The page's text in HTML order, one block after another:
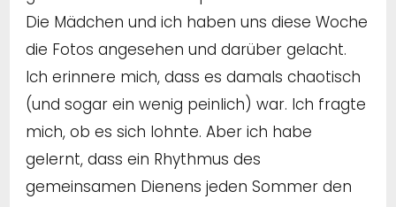
Die Mädchen und ich haben uns diese Woche
die Fotos angesehen und darüber gelacht.
Ich erinnere mich, dass es damals chaotisch
(und sogar ein wenig peinlich) war. Ich fragte
mich, ob es sich lohnte. Aber ich habe
gelernt, dass ein Rhythmus des
gemeinsamen Dienens jeden Sommer den